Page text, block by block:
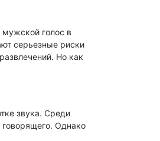
мужской голос в
серьезные риски
Но как
звука. Среди
Однако